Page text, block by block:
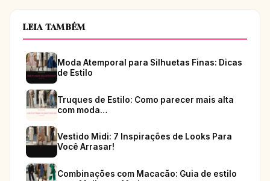
LEIA TAMBÉM
Moda Atemporal para Silhuetas Finas: Dicas
de Estilo
Truques de Estilo: Como parecer mais alta
com moda…
Vestido Midi: 7 Inspirações de Looks Para
Você Arrasar!
Combinações com Macacão: Guia de estilo